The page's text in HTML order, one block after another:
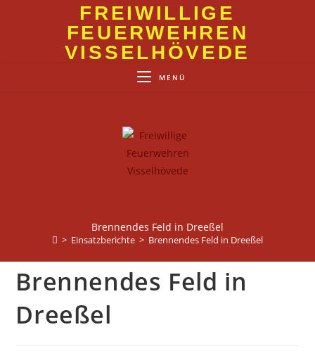
FREIWILLIGE
FEUERWEHREN
VISSELHÖVEDE
MENÜ
Brennendes Feld in Dreeßel
> Einsatzberichte > Brennendes Feld in Dreeßel
Brennendes Feld in
Dreeßel